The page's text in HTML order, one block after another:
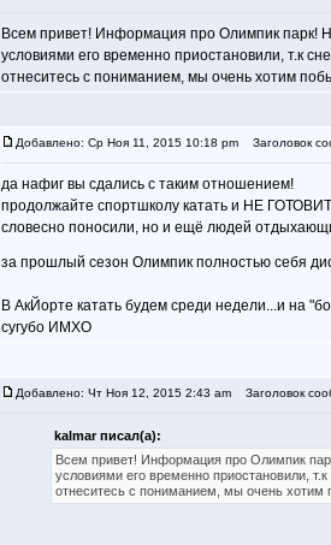
Всем привет! Информация про Олимпик парк!
условиями его временно приостановили, т.к
отнеситесь с пониманием, мы очень хотим
Добавлено: Ср Ноя 11, 2015 10:18 pm Заголовок
да нафиг вы сдались с таким отношением!
продолжайте спортшколу катать и НЕ
словесно поносили, но и ещё людей
за прошлый сезон Олимпик полностью себя
В АкЙорте катать будем среди недели...и на
сугубо ИМХО
Добавлено: Чт Ноя 12, 2015 2:43 am Заголовок
kalmar писал(а):
Всем привет! Информация про Олимпик
условиями его временно приостановили,
отнеситесь с пониманием, мы очень хотим